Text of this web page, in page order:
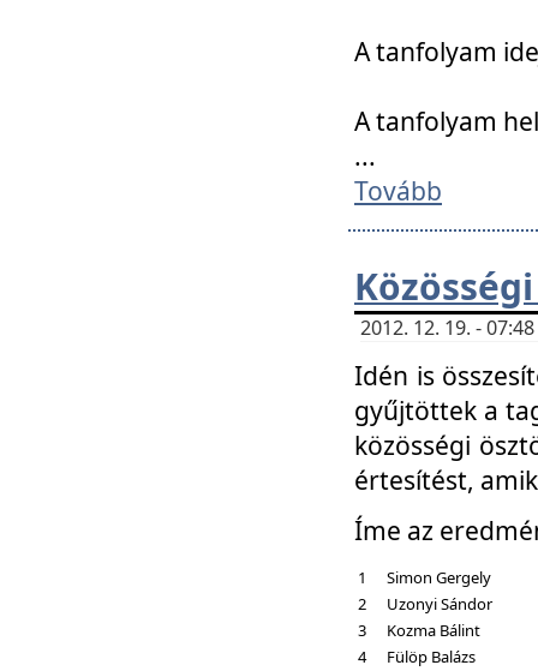
A tanfolyam
A tanfolyam
...
Tovább
2012. 12. 19. -
Idén is
gyűjtöttek a
közösségi
értesítést,
Íme az
1
Simon Gergely
2
Uzonyi Sándor
3
Kozma Bálint
4
Fülöp Balázs